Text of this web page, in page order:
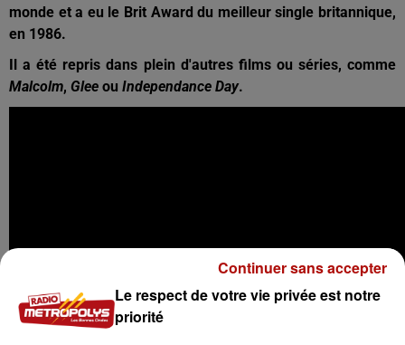
monde et a eu le Brit Award du meilleur single britannique,
en 1986.
Il a été repris dans plein d'autres films ou séries, comme
Malcolm, Glee ou Independance Day.
Le respect de votre vie privée est notre
priorité
Continuer sans accepter